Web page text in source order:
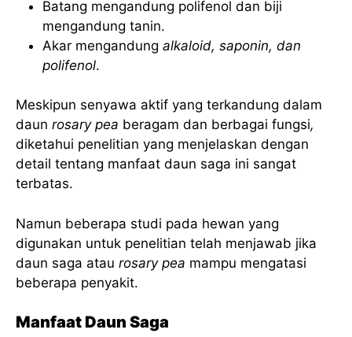
Batang mengandung polifenol dan biji
mengandung tanin.
Akar mengandung alkaloid, saponin, dan
polifenol.
Meskipun senyawa aktif yang terkandung dalam
daun rosary pea beragam dan berbagai fungsi,
diketahui penelitian yang menjelaskan dengan
detail tentang manfaat daun saga ini sangat
terbatas.
Namun beberapa studi pada hewan yang
digunakan untuk penelitian telah menjawab jika
daun saga atau rosary pea mampu mengatasi
beberapa penyakit.
Manfaat Daun Saga